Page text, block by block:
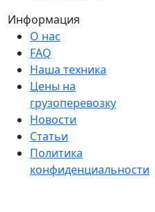
Информация
О нас
FAQ
Наша техника
Цены на
грузоперевозку
Новости
Статьи
Политика
конфиденциальности